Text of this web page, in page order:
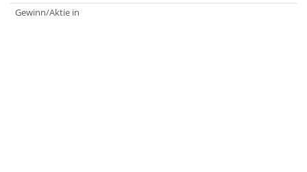
Gewinn/Aktie in